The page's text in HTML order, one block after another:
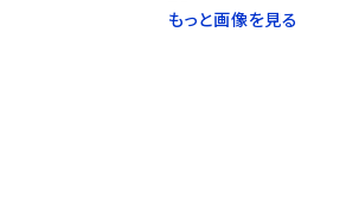
もっと画像を見る